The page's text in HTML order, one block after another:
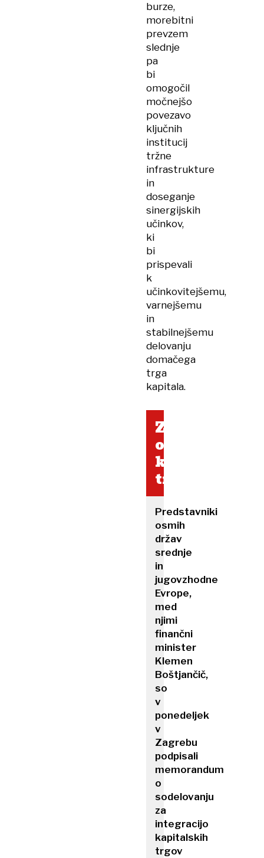
burze,
morebitni
prevzem
slednje
pa
bi
omogočil
močnejšo
povezavo
ključnih
institucij
tržne
infrastrukture
in
doseganje
sinergijskih
učinkov,
ki
bi
prispevali
k
učinkovitejšemu,
varnejšemu
in
stabilnejšemu
delovanju
domačega
trga
kapitala.
Za
okrepitev
kapitalskih
trgov
Predstavniki
osmih
držav
srednje
in
jugovzhodne
Evrope,
med
njimi
finančni
minister
Klemen
Boštjančič,
so
v
ponedeljek
v
Zagrebu
podpisali
memorandum
o
sodelovanju
za
integracijo
kapitalskih
trgov